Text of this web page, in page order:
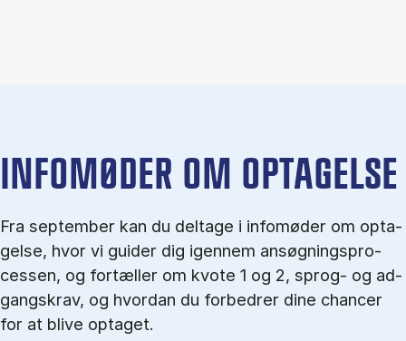
IN­FO­MØ­DER OM OP­TA­GEL­SE
Fra september kan du del­tage i in­fo­mø­der om op­ta­
gel­se, hvor vi gu­i­der dig igen­nem an­søg­nings­pro­
ces­sen, og for­tæl­ler om kvo­te 1 og 2, sprog- og ad­
gangs­krav, og hvordan du forbedrer dine chancer
for at blive optaget.